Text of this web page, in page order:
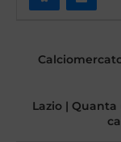
Lazio |